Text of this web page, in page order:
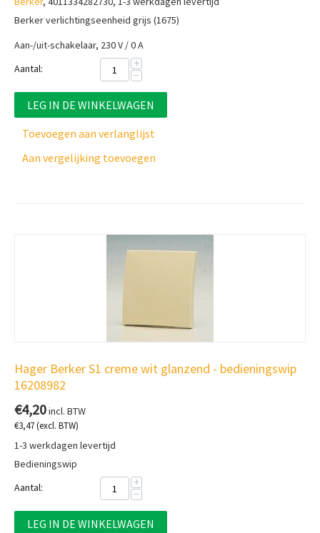
Berker verlichtingseenheid grijs (1675)
Aan-/uit-schakelaar, 230 V / 0 A
Aantal:
+
−
LEG IN DE WINKELWAGEN
Toevoegen aan verlanglijst
Aan vergelijking toevoegen
Hager Berker S1 creme wit glanzend - bedieningswip
16208982
€4,20incl. BTW
€3,47(excl. BTW)
1-3 werkdagen levertijd
Bedieningswip
Aantal:
+
−
LEG IN DE WINKELWAGEN